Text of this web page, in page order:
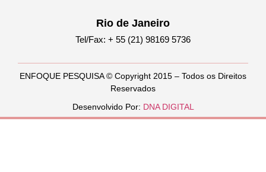
Rio de Janeiro
Tel/Fax: + 55 (21) 98169 5736
ENFOQUE PESQUISA © Copyright 2015 – Todos os Direitos
Reservados
Desenvolvido Por: DNA DIGITAL